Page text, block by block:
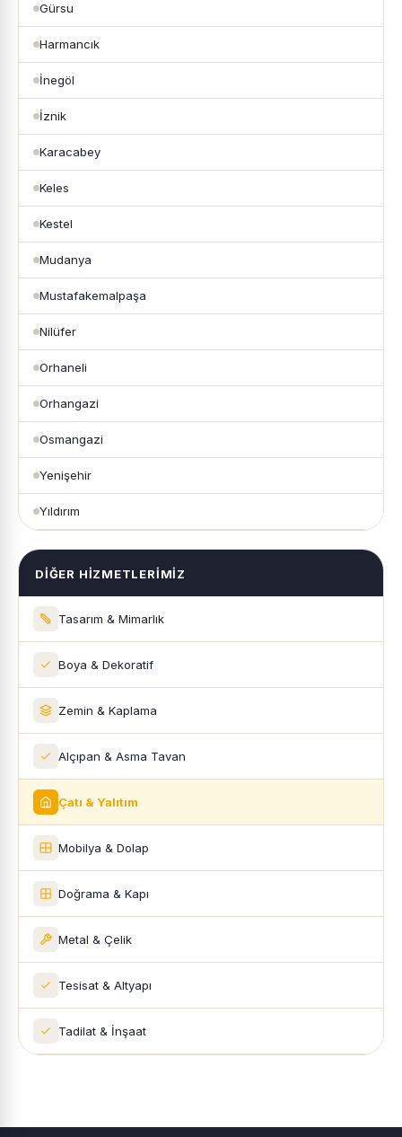
Gürsu
Harmancık
İnegöl
İznik
Karacabey
Keles
Kestel
Mudanya
Mustafakemalpaşa
Nilüfer
Orhaneli
Orhangazi
Osmangazi
Yenişehir
Yıldırım
DIĞER HIZMETLERIMIZ
Tasarım & Mimarlık
Boya & Dekoratif
Zemin & Kaplama
Alçıpan & Asma Tavan
Çatı & Yalıtım
Mobilya & Dolap
Doğrama & Kapı
Metal & Çelik
Tesisat & Altyapı
Tadilat & İnşaat